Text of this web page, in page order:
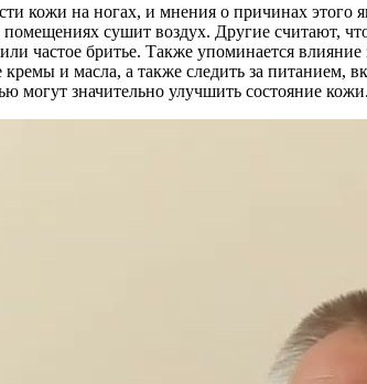
кожи на ногах, и мнения о причинах этого
сушит воздух. Другие считают,
частое бритье. Также упоминается
и масла, а также следить за
могут значительно улучшить состояние кожи.